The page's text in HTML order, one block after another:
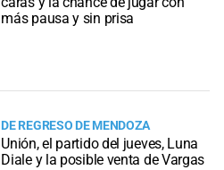
más pausa y sin prisa
DE REGRESO DE MENDOZA
Unión, el partido del jueves, Luna
Diale y la posible venta de Vargas